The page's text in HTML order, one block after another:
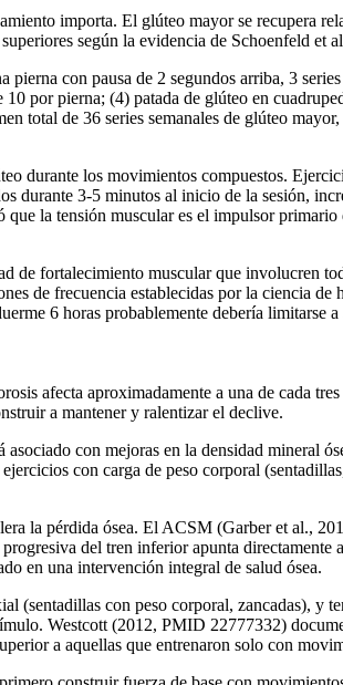
importa. El glúteo mayor se recupera
según la evidencia de Schoenfeld
con pausa de 2 segundos arriba, 3
por pierna; (4) patada de glúteo en
total de 36 series semanales de glúteo
durante los movimientos compuestos.
durante 3-5 minutos al inicio de la sesión,
la tensión muscular es el impulsor
fortalecimiento muscular que involucren
de frecuencia establecidas por la ciencia
6 horas probablemente debería limitarse
afecta aproximadamente a una de cada
a mantener y ralentizar el declive.
con mejoras en la densidad mineral
con carga de peso corporal
la pérdida ósea. El ACSM (Garber et al.,
del tren inferior apunta
en una intervención integral de salud ósea.
(sentadillas con peso corporal, zancadas),
Westcott (2012, PMID 22777332)
a aquellas que entrenaron solo con